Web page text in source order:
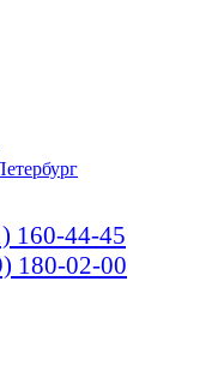
160-44-45
180-02-00